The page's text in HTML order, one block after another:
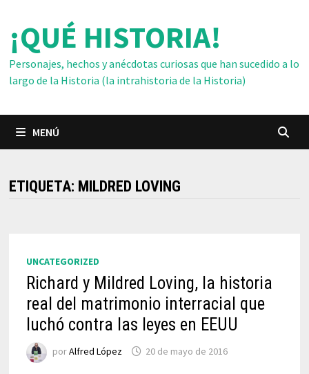
contenido
¡QUÉ HISTORIA!
Personajes, hechos y anécdotas curiosas que han sucedido a lo
largo de la Historia (la intrahistoria de la Historia)
MENÚ
ETIQUETA: MILDRED LOVING
UNCATEGORIZED
Richard y Mildred Loving, la historia
real del matrimonio interracial que
luchó contra las leyes en EEUU
porAlfred López 20 de mayo de 2016